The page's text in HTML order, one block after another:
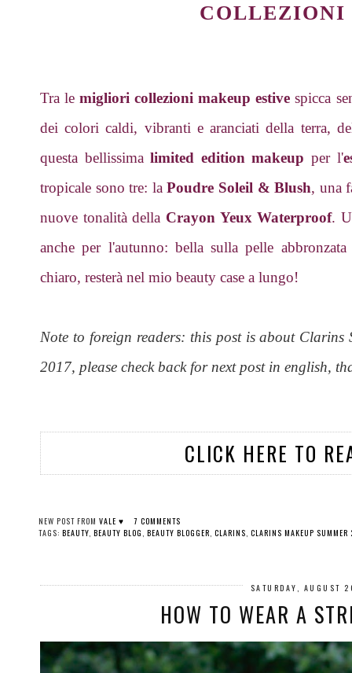
COLLEZIONI
Tra lemigliori collezioni makeup estivespicca
dei colori caldi, vibranti e aranciati della terra,
questa bellissimalimited edition makeup per l'
tropicale sono tre: laPoudre Soleil & Blush, una
nuove tonalità della Crayon Yeux Waterproof.
anche per l'autunno: bella sulla pelle
chiaro, resterà nel mio beauty case a lungo!
Note to foreign readers: this post is about Clarins
2017, please check back for next post in english,
CLICK HERE TO
NEW POST FROM VALE ♥
7 COMMENTS
TAGS: BEAUTY, BEAUTY BLOG , BEAUTY BLOGGER, CLARINS, CLARINS MAKEUP
SATURDAY, AUGUST
HOW TO WEAR A